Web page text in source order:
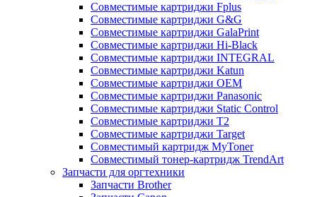
Совместимые картриджи Fplus
Совместимые картриджи G&G
Совместимые картриджи GalaPrint
Совместимые картриджи Hi-Black
Совместимые картриджи INTEGRAL
Совместимые картриджи Katun
Совместимые картриджи OEM
Совместимые картриджи Panasonic
Совместимые картриджи Static Control
Совместимые картриджи T2
Совместимые картриджи Target
Совместимый картридж MyToner
Совместимый тонер-картридж TrendArt
Запчасти для оргтехники
Запчасти Brother